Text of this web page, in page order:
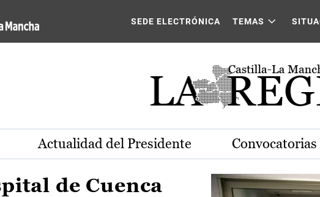
región de Castilla-La Mancha
SEDE ELECTRÓNICA TEMAS
Actualidad del Presidente Convocatorias
de Cuenca